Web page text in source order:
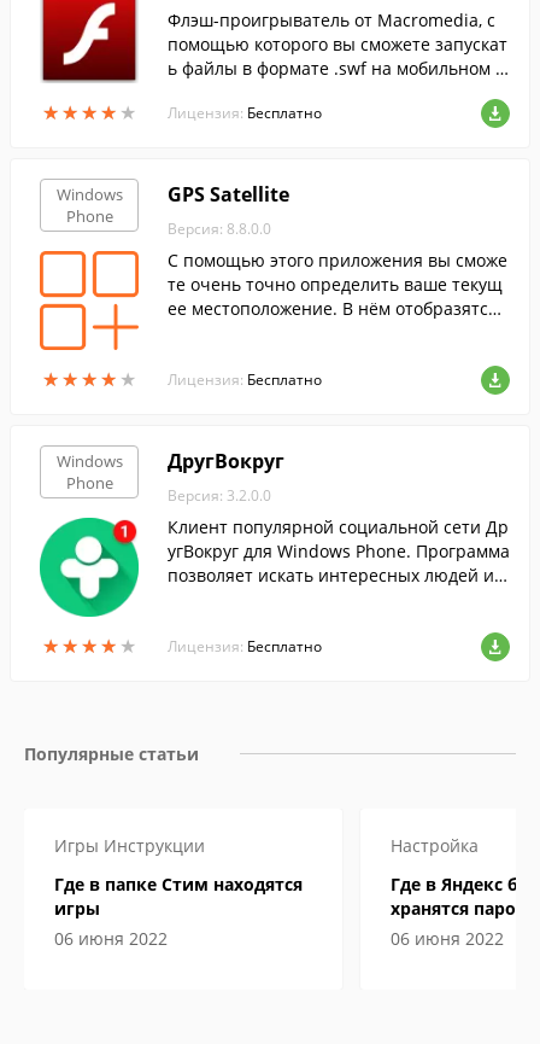
★★★★ ★
★★★★ ★
Флэш-проигрыватель от Macromedia, с
помощью которого вы сможете запускат
ь файлы в формате .swf на мобильном у
obile.
Лицензия: Бесплатно
Windows
Phone
★★★★ ★
★★★★ ★
GPS Satellite
Версия: 8.8.0.0
С помощью этого приложения вы сможе
те очень точно определить ваше текущ
ее местоположение. В нём отобразятся
ожение и положение по вертикали.
Лицензия: Бесплатно
Windows
Phone
★★★★ ★
★★★★ ★
ДругВокруг
Версия: 3.2.0.0
Клиент популярной социальной сети Др
угВокруг для Windows Phone. Программа
позволяет искать интересных людей и з
Лицензия: Бесплатно
Популярные статьи
Игры Инструкции
Где в папке Стим находятся
игры
06 июня 2022
Настройка
Где в Яндекс
хранятся пароли
06 июня 2022